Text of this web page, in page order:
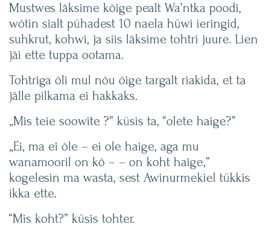
Mustwes läksime kõige pealt Wa’ntka poodi,
wõtin sialt pühadest 10 naela hüwi ieringid,
suhkrut, kohwi, ja siis läksime tohtri juure. Lien
jäi ette tuppa ootama.
Tohtriga õli mul nõu õige targalt riakida, et ta
jälle pilkama ei hakkaks.
„Mis teie soowite ?” küsis ta, “olete haige?”
„Ei, ma ei õle – ei ole haige, aga mu
wanamooril on kõ – – on koht haige,”
kogelesin ma wasta, sest Awinurmekiel tükkis
ikka ette.
“Mis koht?” küsis tohter.